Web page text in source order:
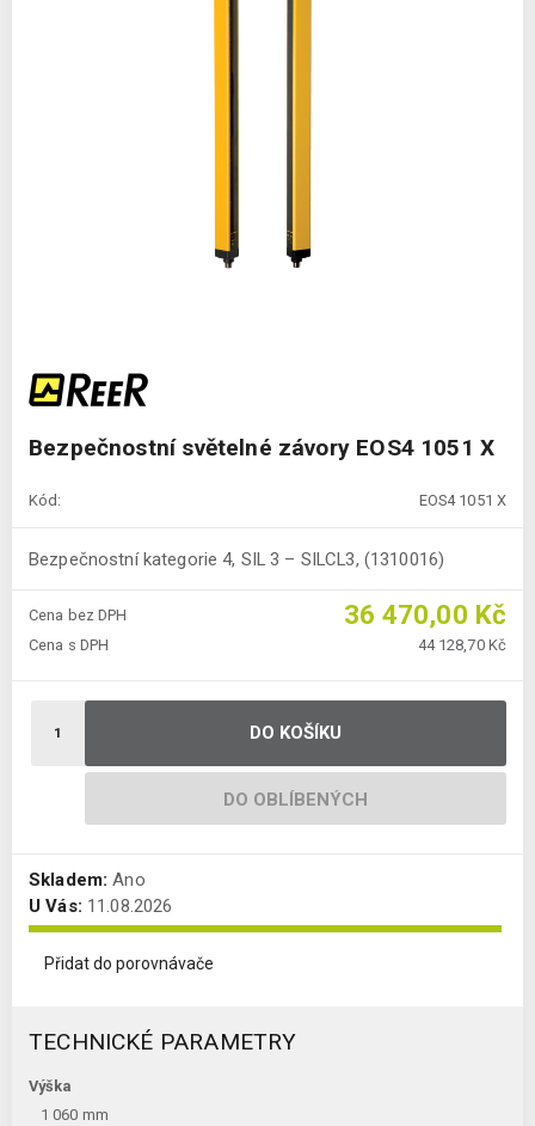
Bezpečnostní světelné závory EOS4 1051 X
Kód: EOS4 1051 X
Bezpečnostní kategorie 4, SIL 3 – SILCL3, (1310016)
Cena bez DPH 36 470,00 Kč
Cena s DPH 44 128,70 Kč
DO KOŠÍKU
DO OBLÍBENÝCH
Skladem: Ano
U Vás: 11.08.2026
Přidat do porovnávače
TECHNICKÉ PARAMETRY
Výška
1 060 mm